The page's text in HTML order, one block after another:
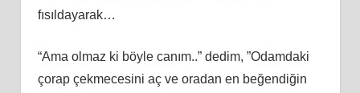
fısıldayarak…
“Ama olmaz ki böyle canım..” dedim, ”Odamdaki
çorap çekmecesini aç ve oradan en beğendiğin